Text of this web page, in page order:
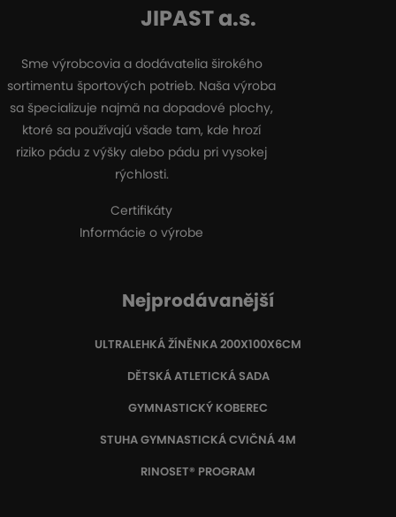
JIPAST a.s.
Sme výrobcovia a dodávatelia širokého
sortimentu športových potrieb. Naša výroba
sa špecializuje najmä na dopadové plochy,
ktoré sa používajú všade tam, kde hrozí
riziko pádu z výšky alebo pádu pri vysokej
rýchlosti.
Certifikáty
Informácie o výrobe
Nejprodávanější
ULTRALEHKÁ ŽÍNĚNKA 200X100X6CM
DĚTSKÁ ATLETICKÁ SADA
GYMNASTICKÝ KOBEREC
STUHA GYMNASTICKÁ CVIČNÁ 4M
RINOSET® PROGRAM